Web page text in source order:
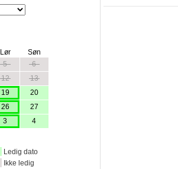
Lør
Søn
5
6
12
13
19
20
26
27
3 4
Ledig dato
Ikke ledig